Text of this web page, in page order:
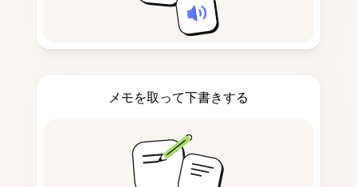
メモを取って下書きする